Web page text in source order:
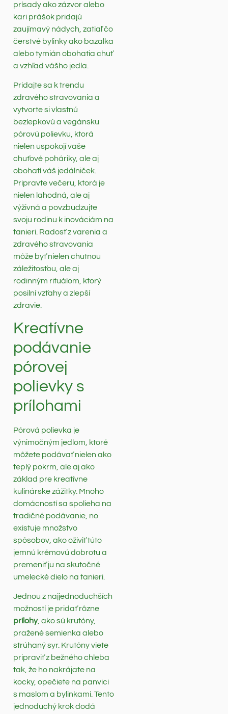
prísady ako zázvor alebo
kari prášok pridajú
zaujímavý nádych, zatiaľ čo
čerstvé bylinky ako bazalka
alebo tymián obohatia chuť
a vzhľad vášho jedla.
Pridajte sa k trendu
zdravého stravovania a
vytvorte si vlastnú
bezlepkovú a vegánsku
pórovú polievku, ktorá
nielen uspokojí vaše
chuťové poháriky, ale aj
obohatí váš jedálniček.
Pripravte večeru, ktorá je
nielen lahodná, ale aj
výživná a povzbudzujte
svoju rodinu k inováciám na
tanieri. Radosť z varenia a
zdravého stravovania
môže byť nielen chutnou
záležitosťou, ale aj
rodinným rituálom, ktorý
posilní vzťahy a zlepší
zdravie.
Kreatívne
podávanie
pórovej
polievky s
prílohami
Pórová polievka je
výnimočným jedlom, ktoré
môžete podávať nielen ako
teplý pokrm, ale aj ako
základ pre kreatívne
kulinárske zážitky. Mnoho
domácností sa spolieha na
tradičné podávanie, no
existuje množstvo
spôsobov, ako oživiť túto
jemnú krémovú dobrotu a
premeniť ju na skutočné
umelecké dielo na tanieri.
Jednou z najjednoduchších
možností je pridať rôzne
prílohy, ako sú krutóny,
pražené semienka alebo
strúhaný syr. Krutóny viete
pripraviť z bežného chleba
tak, že ho nakrájate na
kocky, opečiete na panvici
s maslom a bylinkami. Tento
jednoduchý krok dodá